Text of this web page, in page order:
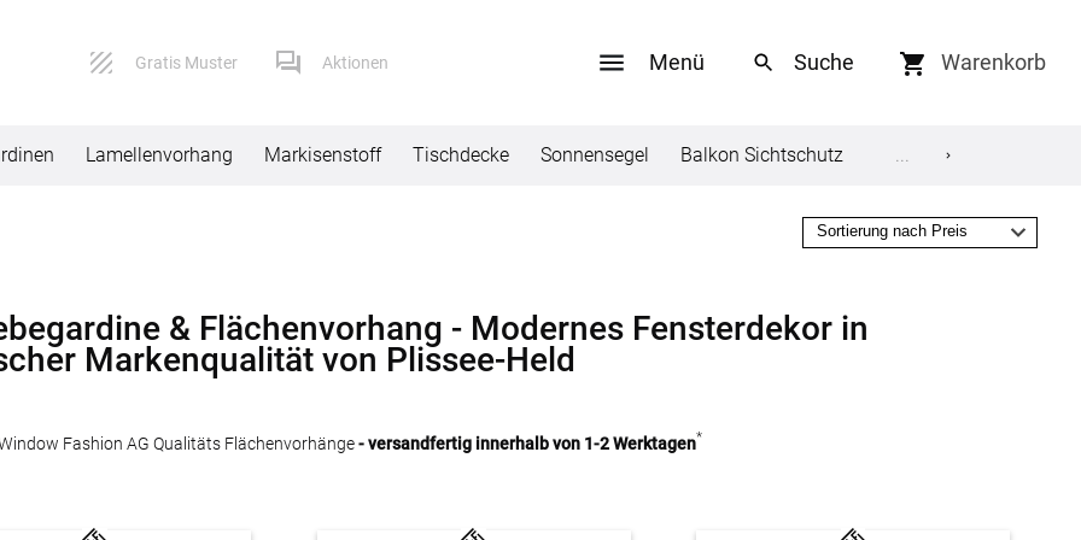
Gratis Muster Aktionen Menü Warenkorb
Kontaktformular
Impressum
Lieferbedingungen
Widerruf
Social Media
Facebook
Lamellenvorhang Markisenstoff Tischdecke Sonnensegel Balkon Sichtschutz Gardinenstange
& Flächenvorhang - Modernes Fensterdekor in
Markenqualität von Plissee-Held
Fashion AG Qualitäts Flächenvorhänge- versandfertig innerhalb von 1-2 Werktagen*